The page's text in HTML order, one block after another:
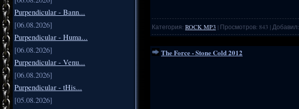
Purpendicular - Bann...
[06.08.2026]
Purpendicular - Huma...
[06.08.2026]
Purpendicular - Venu...
[06.08.2026]
Purpendicular - tHis...
[05.08.2026]
Категория: ROCK MP3 | Просмотров: 843 | Добавил:
The Force - Stone Cold 2012